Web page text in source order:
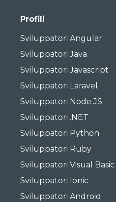
Profili
Sviluppatori Angular
Sviluppatori Java
Sviluppatori Javascript
Sviluppatori Laravel
Sviluppatori Node JS
Sviluppatori .NET
Sviluppatori Python
Sviluppatori Ruby
Sviluppatori Visual Basic
Sviluppatori Ionic
Sviluppatori Android